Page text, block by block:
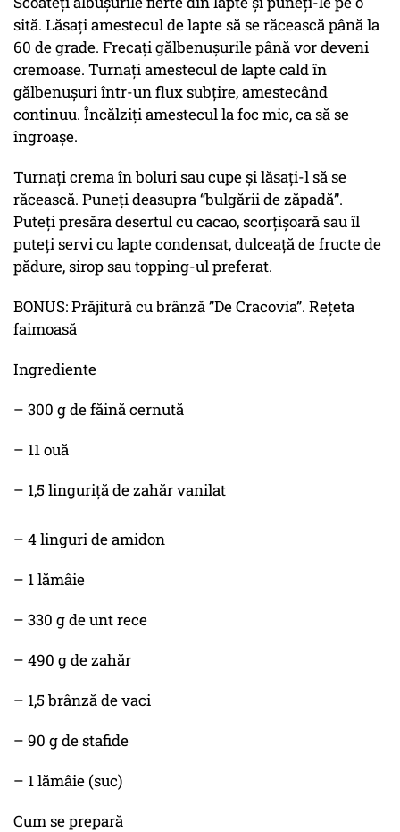
sită. Lăsați amestecul de lapte să se răcească până la
60 de grade. Frecați gălbenușurile până vor deveni
cremoase. Turnați amestecul de lapte cald în
gălbenușuri într-un flux subțire, amestecând
continuu. Încălziți amestecul la foc mic, ca să se
îngroașe.
Turnați crema în boluri sau cupe și lăsați-l să se
răcească. Puneți deasupra “bulgării de zăpadă”.
Puteți presăra desertul cu cacao, scorțișoară sau îl
puteți servi cu lapte condensat, dulceață de fructe de
pădure, sirop sau topping-ul preferat.
BONUS: Prăjitură cu brânză ”De Cracovia”. Rețeta
faimoasă
Ingrediente
– 300 g de făină cernută
– 11 ouă
– 1,5 linguriță de zahăr vanilat
– 4 linguri de amidon
– 1 lămâie
– 330 g de unt rece
– 490 g de zahăr
– 1,5 brânză de vaci
– 90 g de stafide
– 1 lămâie (suc)
Cum se prepară